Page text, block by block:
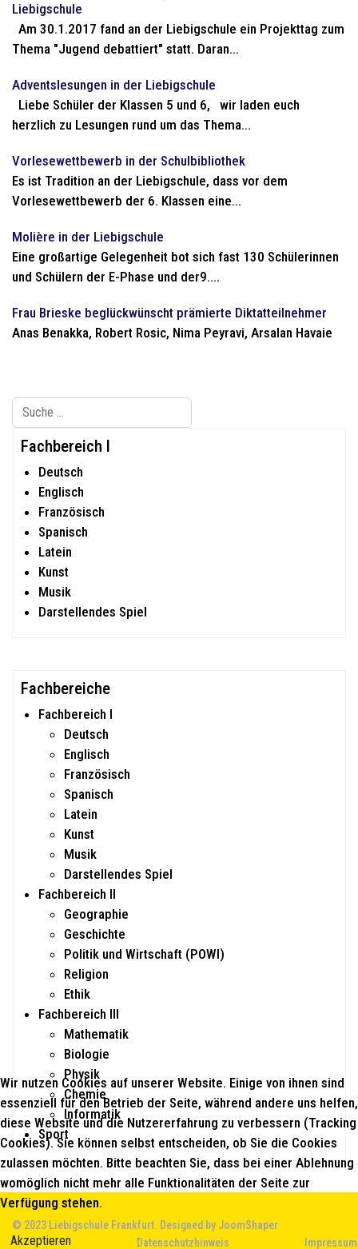
Liebigschule
Am 30.1.2017 fand an der Liebigschule ein Projekttag zum
Thema "Jugend debattiert" statt. Daran...
Adventslesungen in der Liebigschule
Liebe Schüler der Klassen 5 und 6, wir laden euch
herzlich zu Lesungen rund um das Thema...
Vorlesewettbewerb in der Schulbibliothek
Es ist Tradition an der Liebigschule, dass vor dem
Vorlesewettbewerb der 6. Klassen eine...
Molière in der Liebigschule
Eine großartige Gelegenheit bot sich fast 130 Schülerinnen
und Schülern der E-Phase und der9....
Frau Brieske beglückwünscht prämierte Diktatteilnehmer
Anas Benakka, Robert Rosic, Nima Peyravi, Arsalan Havaie
Suchen
Type 2 or more characters for results.
Fachbereich I
Deutsch
Englisch
Französisch
Spanisch
Latein
Kunst
Musik
Darstellendes Spiel
Fachbereiche
Fachbereich I
Deutsch
Englisch
Französisch
Spanisch
Latein
Kunst
Musik
Darstellendes Spiel
Fachbereich II
Geographie
Geschichte
Politik und Wirtschaft (POWI)
Religion
Ethik
Fachbereich III
Mathematik
Biologie
Physik
Chemie
Informatik
Sport
© 2023 Liebigschule Frankfurt. Designed by JoomShaper
Datenschutzhinweis
Impressum
Wir nutzen Cookies auf unserer Website. Einige von ihnen sind
essenziell für den Betrieb der Seite, während andere uns helfen,
diese Website und die Nutzererfahrung zu verbessern (Tracking
Cookies). Sie können selbst entscheiden, ob Sie die Cookies
zulassen möchten. Bitte beachten Sie, dass bei einer Ablehnung
womöglich nicht mehr alle Funktionalitäten der Seite zur
Verfügung stehen.
Akzeptieren